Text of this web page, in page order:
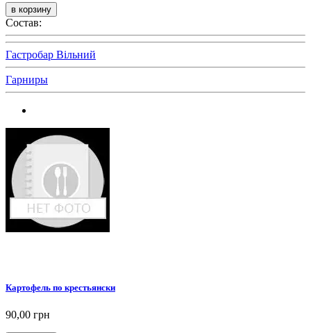
Состав:
Гастробар Вільний
Гарниры
Картофель по крестьянски
90,00 грн